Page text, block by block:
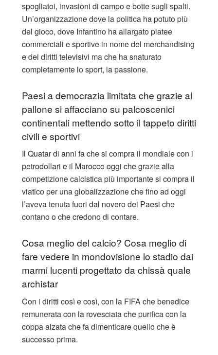
spogliatoi, invasioni di campo e botte sugli spalti.
Un’organizzazione dove la politica ha potuto più
del gioco, dove Infantino ha allargato platee
commerciali e sportive in nome del merchandising
e dei diritti televisivi ma che ha snaturato
completamente lo sport, la passione.
Paesi a democrazia limitata che grazie al
pallone si affacciano su palcoscenici
continentali mettendo sotto il tappeto diritti
civili e sportivi
Il Quatar di anni fa che si compra il mondiale con i
petrodollari e il Marocco oggi che grazie alla
competizione calcistica più importante si compra il
viatico per una globalizzazione che fino ad oggi
l’aveva tenuta fuori dal novero dei Paesi che
contano o che credono di contare.
Cosa meglio del calcio? Cosa meglio di
fare vedere in mondovisione lo stadio dai
marmi lucenti progettato da chissà quale
archistar
Con i diritti così e così, con la FIFA che benedice
remunerata con la rovesciata che purifica con la
coppa alzata che fa dimenticare quello che è
successo prima.